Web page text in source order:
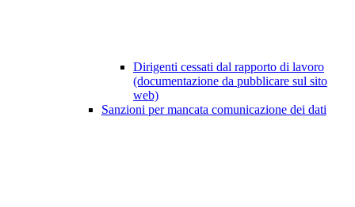
Dirigenti cessati dal rapporto di lavoro
(documentazione da pubblicare sul sito
web)
Sanzioni per mancata comunicazione dei dati